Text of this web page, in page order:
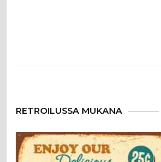
RETROILUSSA MUKANA